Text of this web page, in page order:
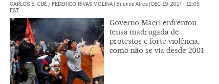
CARLOS E. CUÉ / FEDERICO RIVAS MOLINA | Buenos Aires | DEC 19, 2017 - 12:05
EST
Governo Macri enfrentou
tensa madrugada de
protestos e forte violência,
como não se via desde 2001